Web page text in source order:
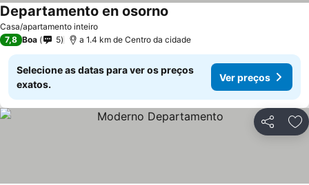
Casa/apartamento inteiro
Departamento en osorno
7,8 Boa 5 a 1.4 km de Centro da cidade
Selecione as datas para ver os preços
exatos.
Ver preços
Partilhar